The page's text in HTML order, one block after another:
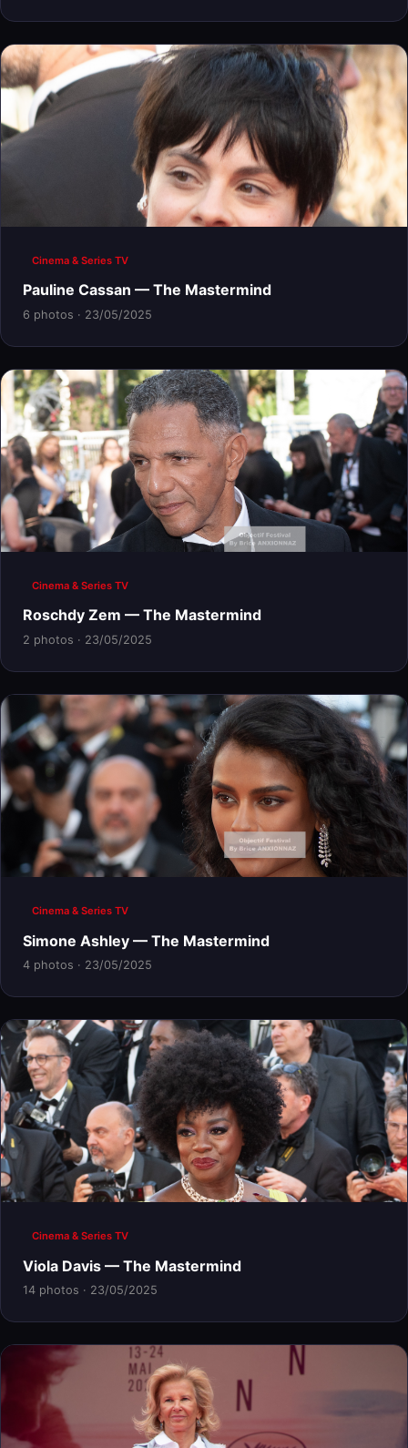
Cinema & Series TV
Pauline Cassan — The Mastermind
6 photos · 23/05/2025
Cinema & Series TV
Roschdy Zem — The Mastermind
2 photos · 23/05/2025
Cinema & Series TV
Simone Ashley — The Mastermind
4 photos · 23/05/2025
Cinema & Series TV
Viola Davis — The Mastermind
14 photos · 23/05/2025